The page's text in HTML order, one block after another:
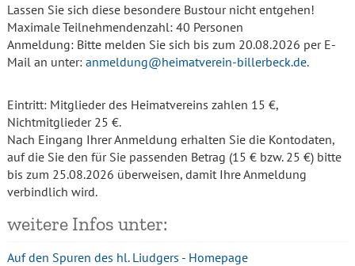
Lassen Sie sich diese besondere Bustour nicht entgehen!
Maximale Teilnehmendenzahl: 40 Personen
Anmeldung: Bitte melden Sie sich bis zum 20.08.2026 per E-
Mail an unter: anmeldung@heimatverein-billerbeck.de.
Eintritt: Mitglieder des Heimatvereins zahlen 15 €,
Nichtmitglieder 25 €.
Nach Eingang Ihrer Anmeldung erhalten Sie die Kontodaten,
auf die Sie den für Sie passenden Betrag (15 € bzw. 25 €) bitte
bis zum 25.08.2026 überweisen, damit Ihre Anmeldung
verbindlich wird.
weitere Infos unter:
Auf den Spuren des hl. Liudgers - Homepage